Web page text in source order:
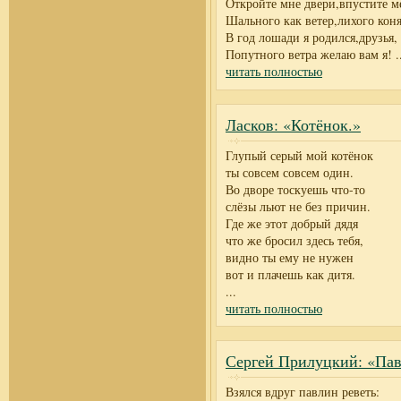
Шального как ветер,лихого
В год лошади я родился,друзья,
Попутного ветра желаю вам я!
читать полностью
Ласков: «Котёнок.»
Глупый серый мой котёнок
ты совсем совсем один.
Во дворе тоскуешь что-то
слёзы льют не без причин.
Где же этот добрый дядя
что же бросил здесь тебя,
видно ты ему не нужен
вот и плачешь как дитя.
...
читать полностью
Сергей Прилуцкий:
Взялся вдруг павлин реветь: